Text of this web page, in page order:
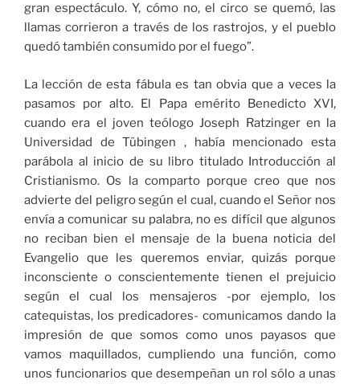
gran espectáculo. Y, cómo no, el circo se quemó, las
llamas corrieron a través de los rastrojos, y el pueblo
quedó también consumido por el fuego”.
La lección de esta fábula es tan obvia que a veces la
pasamos por alto. El Papa emérito Benedicto XVI,
cuando era el joven teólogo Joseph Ratzinger en la
Universidad de Tübingen , había mencionado esta
parábola al inicio de su libro titulado Introducción al
Cristianismo. Os la comparto porque creo que nos
advierte del peligro según el cual, cuando el Señor nos
envía a comunicar su palabra, no es difícil que algunos
no reciban bien el mensaje de la buena noticia del
Evangelio que les queremos enviar, quizás porque
inconsciente o conscientemente tienen el prejuicio
según el cual los mensajeros -por ejemplo, los
catequistas, los predicadores- comunicamos dando la
impresión de que somos como unos payasos que
vamos maquillados, cumpliendo una función, como
unos funcionarios que desempeñan un rol sólo a unas